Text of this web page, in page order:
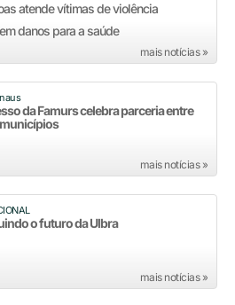
atende vítimas de violência
danos para a saúde
mais notícias »
da Famurs celebra parceria entre
mais notícias »
o futuro da Ulbra
mais notícias »